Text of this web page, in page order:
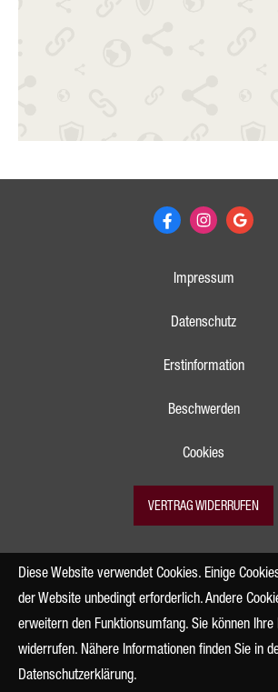
Impressum
Datenschutz
Erstinformation
Beschwerden
Cookies
VERTRAG WIDERRUFEN
Diese Website verwendet Cookies. Einige
der Website unbedingt erforderlich. Andere
erweitern den Funktionsumfang. Sie können Ihre
widerrufen. Nähere Informationen finden Sie in
Datenschutzerklärung.